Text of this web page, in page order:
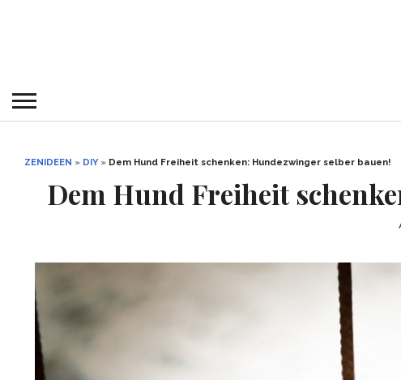
ZENIDEEN » DIY» Dem Hund Freiheit schenken: Hundezwinger selber bauen!
Dem Hund Freiheit